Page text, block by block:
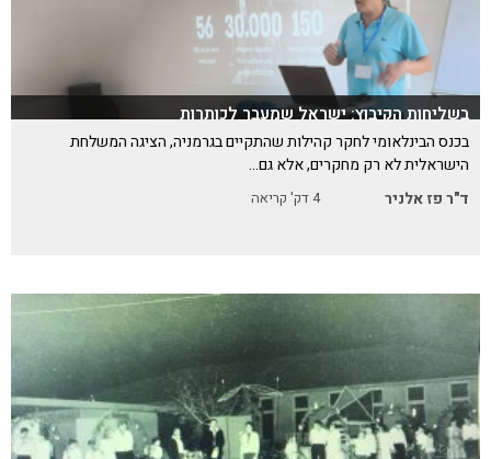
בשליחות הקיבוץ: ישראל שמעבר לכותרות
בכנס הבינלאומי לחקר קהילות שהתקיים בגרמניה, הציגה המשלחת
הישראלית לא רק מחקרים, אלא גם…
ד"ר פז אלניר
4דק' קריאה